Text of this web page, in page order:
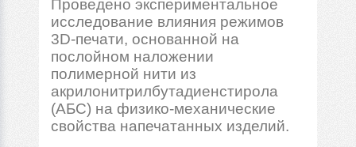
Проведено экспериментальное
исследование влияния режимов
3D-печати, основанной на
послойном наложении
полимерной нити из
акрилонитрилбутадиенстирола
(АБС) на физико-механические
свойства напечатанных изделий.